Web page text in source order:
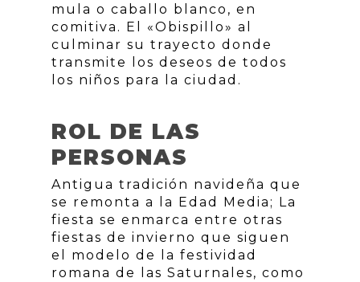
mula o caballo blanco, en
comitiva. El «Obispillo» al
culminar su trayecto donde
transmite los deseos de todos
los niños para la ciudad.
ROL DE LAS
PERSONAS
Antigua tradición navideña que
se remonta a la Edad Media; La
fiesta se enmarca entre otras
fiestas de invierno que siguen
el modelo de la festividad
romana de las Saturnales, como